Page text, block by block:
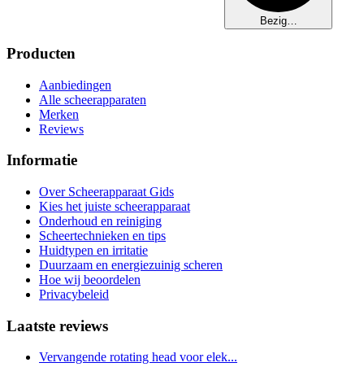
Bezig…
Producten
Aanbiedingen
Alle scheerapparaten
Merken
Reviews
Informatie
Over Scheerapparaat Gids
Kies het juiste scheerapparaat
Onderhoud en reiniging
Scheertechnieken en tips
Huidtypen en irritatie
Duurzaam en energiezuinig scheren
Hoe wij beoordelen
Privacybeleid
Laatste reviews
Vervangende rotating head voor elek...